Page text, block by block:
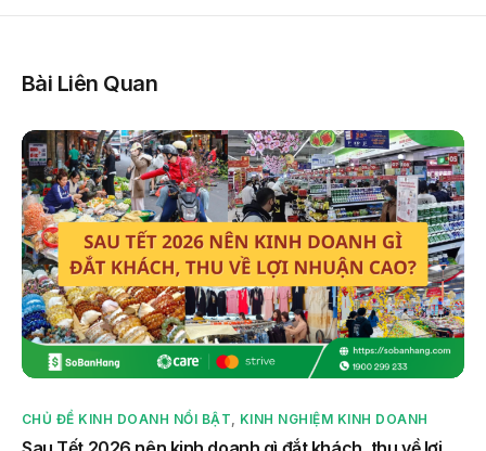
Bài Liên Quan
CHỦ ĐỀ KINH DOANH NỔI BẬT, KINH NGHIỆM KINH DOANH